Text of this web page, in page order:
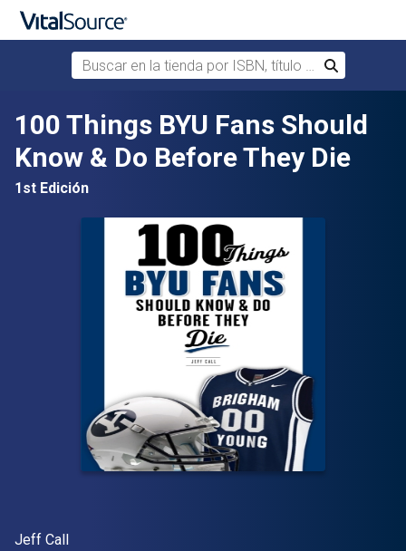
Saltar al contenido principal
Buscar en la tienda por ISBN, título o autor
Buscar
100 Things BYU Fans Should
Know & Do Before They Die
1st Edición
Autor(es)
Jeff Call